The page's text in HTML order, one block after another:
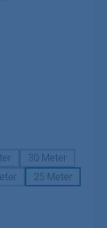
30 Meter
25 Meter